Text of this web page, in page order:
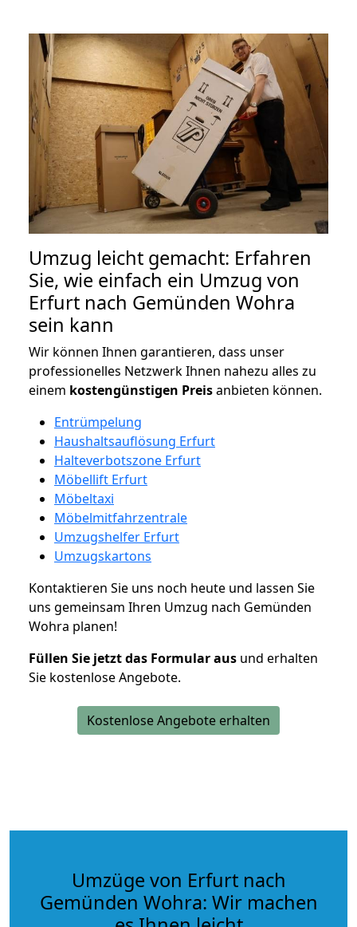
Umzug leicht gemacht: Erfahren
Sie, wie einfach ein Umzug von
Erfurt nach Gemünden Wohra
sein kann
Wir können Ihnen garantieren, dass unser
professionelles Netzwerk Ihnen nahezu alles zu
einem kostengünstigen Preisanbieten können.
Entrümpelung
Haushaltsauflösung Erfurt
Halteverbotszone Erfurt
Möbellift Erfurt
Möbeltaxi
Möbelmitfahrzentrale
Umzugshelfer Erfurt
Umzugskartons
Kontaktieren Sie uns noch heute und lassen Sie
uns gemeinsam Ihren Umzug nach Gemünden
Wohra planen!
Füllen Sie jetzt das Formular aus und erhalten
Sie kostenlose Angebote.
Kostenlose Angebote erhalten
Umzüge von Erfurt nach
Gemünden Wohra: Wir machen